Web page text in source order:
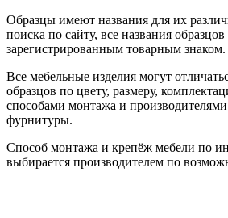
Образцы имеют названия для их
поиска по сайту, все названия
зарегистрированным товарным знаком.
Все мебельные изделия могут
образцов по цвету, размеру,
способами монтажа и
фурнитуры.
Способ монтажа и крепёж мебели по
выбирается производителем по